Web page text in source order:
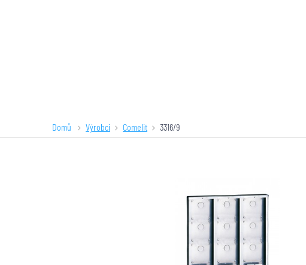
Domů Výrobci Comelit 3316/9